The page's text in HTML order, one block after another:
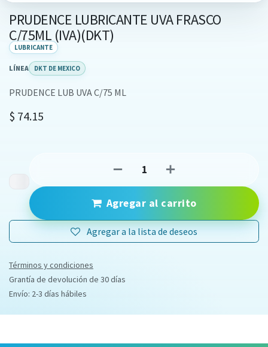
PRUDENCE LUBRICANTE UVA FRASCO
C/75ML (IVA)(DKT)
LUBRICANTE
LÍNEA DKT DE MEXICO
PRUDENCE LUB UVA C/75 ML
$ 74.15
Agregar al carrito
Agregar a la lista de deseos
Términos y condiciones
Grantía de devolución de 30 días
Envío: 2-3 días hábiles